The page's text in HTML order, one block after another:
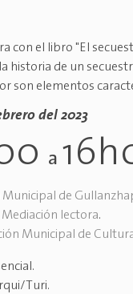
con el libro "El
historia de un
son elementos
del 2023
a
Municipal de
Mediación lectora.
Municipal de
.
Turi.